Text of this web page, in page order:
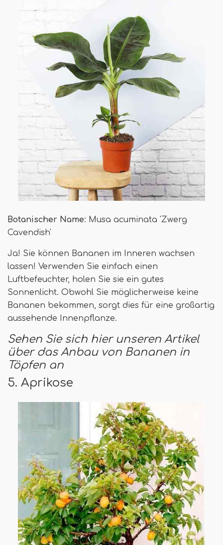
Botanischer Name: Musa acuminata 'Zwerg
Cavendish'
Ja! Sie können Bananen im Inneren wachsen
lassen! Verwenden Sie einfach einen
Luftbefeuchter, holen Sie sie ein gutes
Sonnenlicht. Obwohl Sie möglicherweise keine
Bananen bekommen, sorgt dies für eine großartig
aussehende Innenpflanze.
Sehen Sie sich hier unseren Artikel
über das Anbau von Bananen in
Töpfen an
5. Aprikose